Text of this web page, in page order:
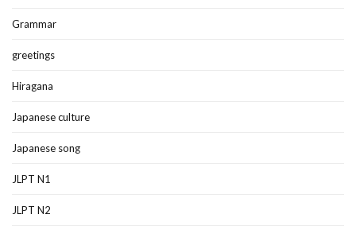
Grammar
greetings
Hiragana
Japanese culture
Japanese song
JLPT N1
JLPT N2